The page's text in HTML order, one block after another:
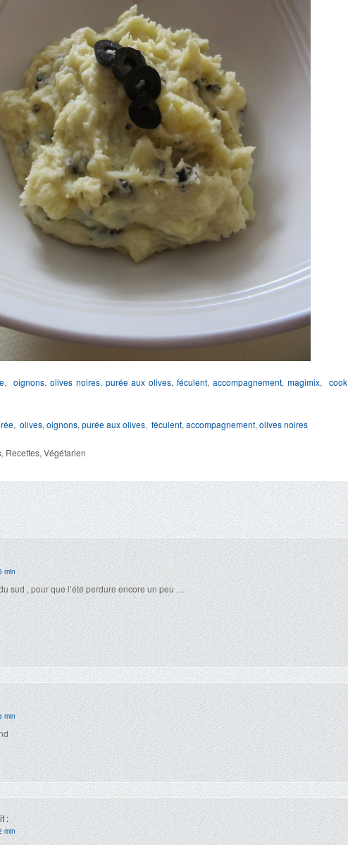
, oignons, olives noires, purée aux olives,féculent,accompagnement,magimix,cook
, olives, oignons, purée aux olives, féculent, accompagnement, olives noires
, Recettes, Végétarien
min
sud , pour que l’été perdure encore un peu …
min
:
min